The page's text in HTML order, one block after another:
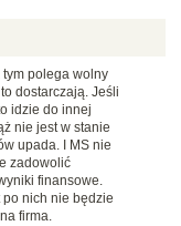
polega wolny
dostarczają. Jeśli
idzie do innej
nie jest w stanie
upada. I MS nie
zadowolić
finansowe.
nich nie będzie
firma.